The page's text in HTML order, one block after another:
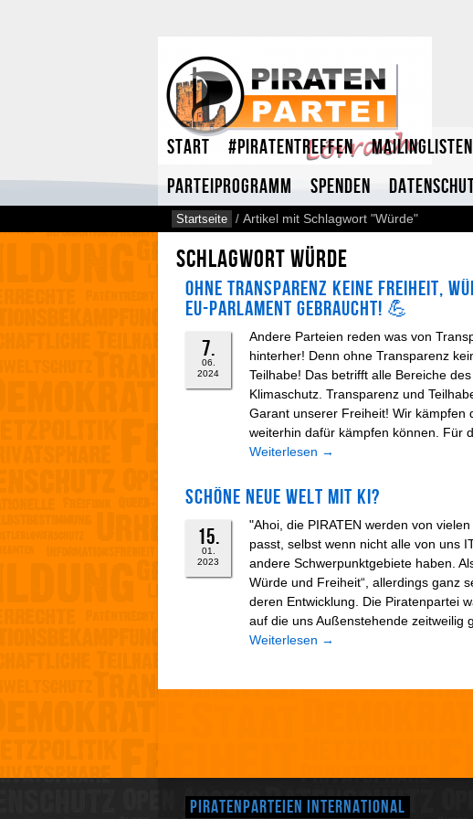
Start #Piratentreffen Mailinglisten
Parteiprogramm
Spenden
Startseite / Artikel mit Schlagwort "Würde"
Schlagwort Würde
Ohne Transparenz keine Freiheit,
EU-Parlament gebraucht! 💪
7.
06.
2024
Andere Parteien reden was von
hinterher! Denn ohne Transparenz
Teilhabe! Das betrifft alle Bereiche
Klimaschutz. Transparenz und
Garant unserer Freiheit! Wir kämpfen
weiterhin dafür kämpfen können. Für
Weiterlesen →
Schöne neue Welt mit KI?
15.
01.
2023
"Ahoi, die PIRATEN werden von
passt, selbst wenn nicht alle von uns
andere Schwerpunktgebiete haben.
Würde und Freiheit“, allerdings ganz
deren Entwicklung. Die Piratenpartei
auf die uns Außenstehende zeitweilig
Weiterlesen →
Piratenparteien International